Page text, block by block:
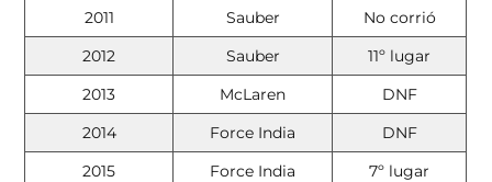
2011
Sauber
No corrió
2012
Sauber
11º lugar
2013
McLaren
DNF
2014
Force India
DNF
2015
Force India
7º lugar